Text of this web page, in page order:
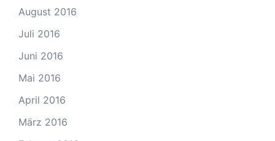
August 2016
Juli 2016
Juni 2016
Mai 2016
April 2016
März 2016